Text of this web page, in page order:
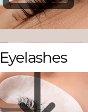
Ey​elashes